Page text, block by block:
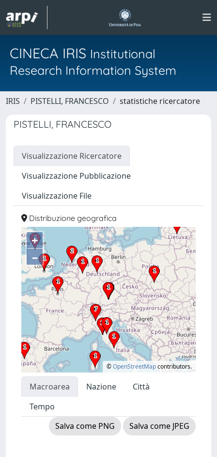
CINECA IRIS Institutional
Research Information System
IRIS PISTELLI, FRANCESCO statistiche ricercatore
PISTELLI, FRANCESCO
Visualizzazione Ricercatore
Visualizzazione Pubblicazione
Visualizzazione File
Distribuzione geografica
+
–
©OpenStreetMapcontributors.
Macroarea Nazione
Città
Tempo
Salva come PNG
Salva come JPEG